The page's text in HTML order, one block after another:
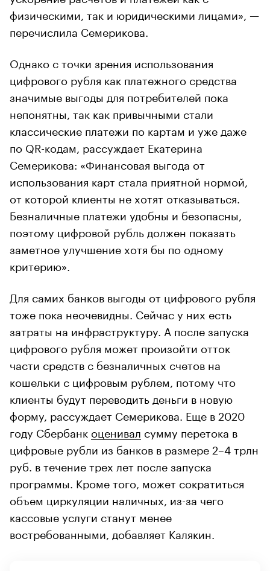
физическими, так и юридическими лицами», —
перечислила Семерикова.
Однако с точки зрения использования
цифрового рубля как платежного средства
значимые выгоды для потребителей пока
непонятны, так как привычными стали
классические платежи по картам и уже даже
по QR-кодам, рассуждает Екатерина
Семерикова: «Финансовая выгода от
использования карт стала приятной нормой,
от которой клиенты не хотят отказываться.
Безналичные платежи удобны и безопасны,
поэтому цифровой рубль должен показать
заметное улучшение хотя бы по одному
критерию».
Для самих банков выгоды от цифрового рубля
тоже пока неочевидны. Сейчас у них есть
затраты на инфраструктуру. А после запуска
цифрового рубля может произойти отток
части средств с безналичных счетов на
кошельки с цифровым рублем, потому что
клиенты будут переводить деньги в новую
форму, рассуждает Семерикова. Еще в 2020
году Сбербанк оценивал сумму перетока в
цифровые рубли из банков в размере 2–4 трлн
руб. в течение трех лет после запуска
программы. Кроме того, может сократиться
объем циркуляции наличных, из-за чего
кассовые услуги станут менее
востребованными, добавляет Калякин.